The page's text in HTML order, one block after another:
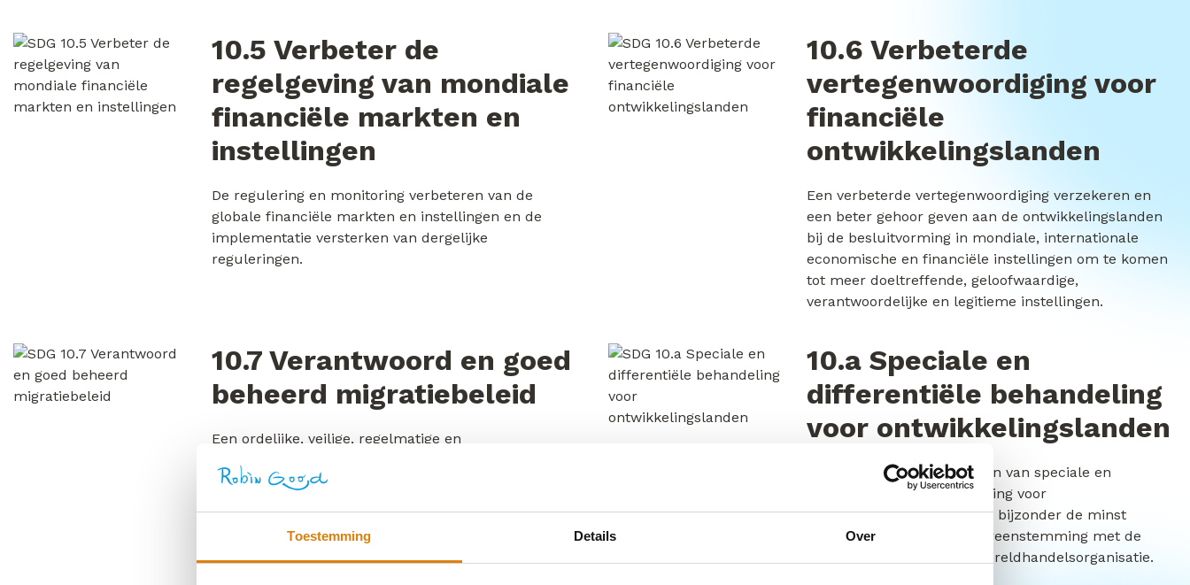
Toestemming Details Over
10.5 Verbeter de
regelgeving van mondiale
financiële markten en
instellingen
De regulering en monitoring verbeteren van de
globale financiële markten en instellingen en de
implementatie versterken van dergelijke
reguleringen.
10.6 Verbeterde
vertegenwoordiging voor
financiële
ontwikkelingslanden
Een verbeterde vertegenwoordiging verzekeren en
een beter gehoor geven aan de ontwikkelingslanden
bij de besluitvorming in mondiale, internationale
economische en financiële instellingen om te komen
tot meer doeltreffende, geloofwaardige,
verantwoordelijke en legitieme instellingen.
10.7 Verantwoord en goed
beheerd migratiebeleid
Een ordelijke, veilige, regelmatige en
mogelijk maken, ook via de implementatie van
10.a Speciale en
differentiële behandeling
voor ontwikkelingslanden
Het beginsel implementeren van speciale en
gedifferentieerde behandeling voor
ontwikkelingslanden, in het bijzonder de minst
ontwikkelde landen, in overeenstemming met de
overeenkomsten van de Wereldhandelsorganisatie.